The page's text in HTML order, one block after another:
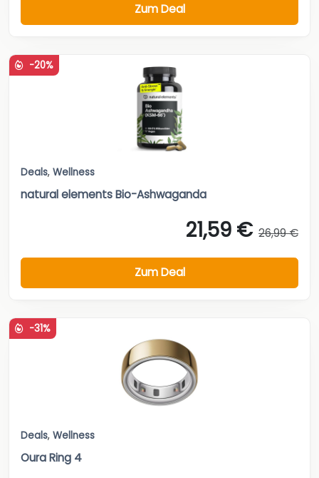
Zum Deal
-20%
Deals, Wellness
natural elements Bio-Ashwaganda
21,59 € 26,99 €
Zum Deal
-31%
Deals, Wellness
Oura Ring 4